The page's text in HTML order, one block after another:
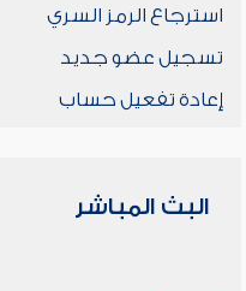
استرجاع الرمز السري
تسجيل عضو جديد
إعادة تفعيل حساب
البث المباشر